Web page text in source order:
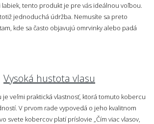
tento produkt je pre vás ideálnou voľbou.
jednoduchá údržba. Nemusíte sa preto
kde sa často objavujú omrvinky alebo padá
Vysoká hustota vlasu
je veľmi praktická vlastnosť, ktorá tomuto kobercu
V prvom rade vypovedá o jeho kvalitnom
svete kobercov platí príslovie „Čím viac vlasov,